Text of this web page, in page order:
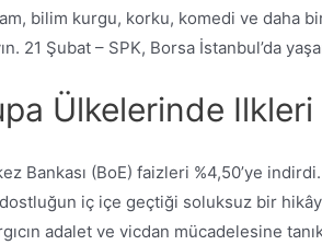
bilim kurgu, korku, komedi ve daha
21 Şubat – SPK, Borsa İstanbul’da
Ülkelerinde
Bankası (BoE) faizleri %4,50’ye
iç içe geçtiği soluksuz bir
adalet ve vicdan mücadelesine